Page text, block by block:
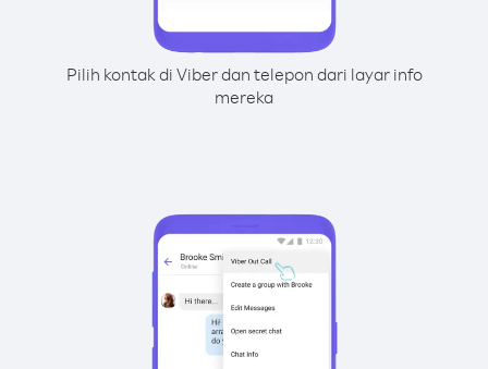
Pilih kontak di Viber dan telepon dari layar info
mereka